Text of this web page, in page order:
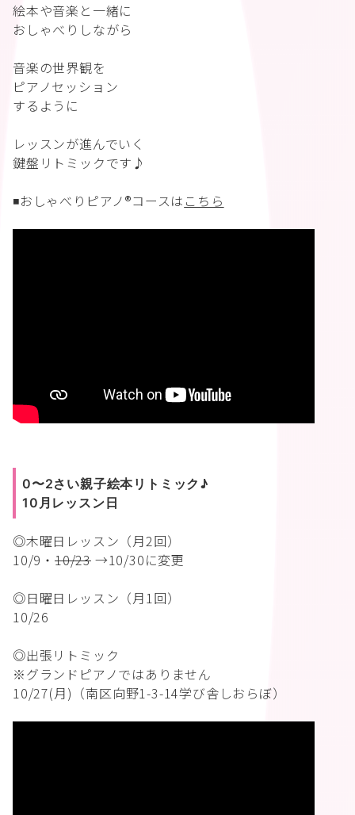
絵本や音楽と一緒に
おしゃべりしながら
音楽の世界観を
ピアノセッション
するように
レッスンが進んでいく
鍵盤リトミックです♪
◾️おしゃべりピアノ®︎コースは こちら
0〜2さい親子絵本リトミック♪
10月レッスン日
◎木曜日レッスン（月2回）
10/9・ 10/23 →10/30に変更
◎日曜日レッスン（月1回）
10/26
◎出張リトミック
※グランドピアノではありません
10/27(月)（南区向野1-3-14学び舎しおらぼ）